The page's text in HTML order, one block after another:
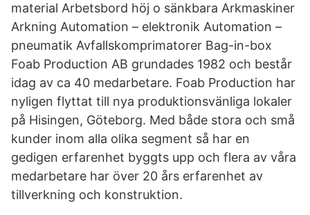
material Arbetsbord höj o sänkbara Arkmaskiner
Arkning Automation – elektronik Automation –
pneumatik Avfallskomprimatorer Bag-in-box
Foab Production AB grundades 1982 och består
idag av ca 40 medarbetare. Foab Production har
nyligen flyttat till nya produktionsvänliga lokaler
på Hisingen, Göteborg. Med både stora och små
kunder inom alla olika segment så har en
gedigen erfarenhet byggts upp och flera av våra
medarbetare har över 20 års erfarenhet av
tillverkning och konstruktion.